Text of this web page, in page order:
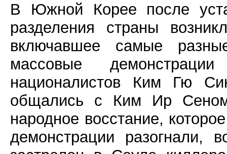
В Южной Корее после
разделения страны
включавшее самые
массовые
националистов Ким Гю
общались с Ким Ир
народное восстание,
демонстрации разогнали,